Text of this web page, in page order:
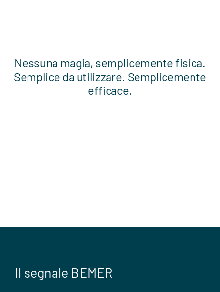
Nessuna magia, semplicemente fisica.
Semplice da utilizzare. Semplicemente
efficace.
Il segnale BEMER